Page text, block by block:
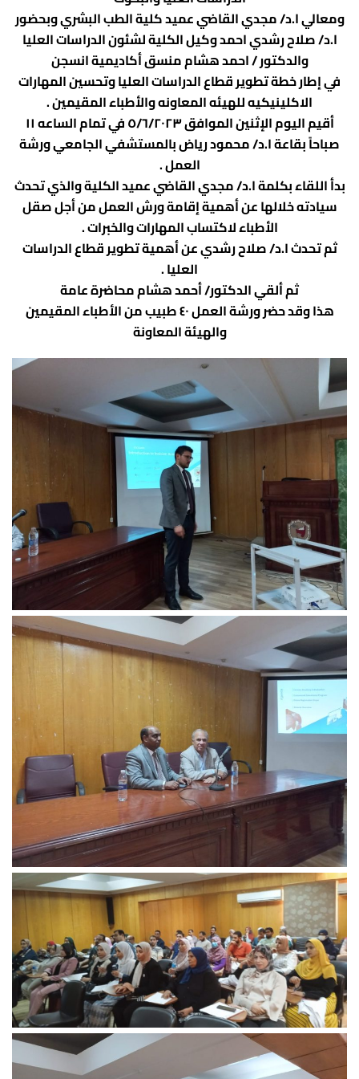
ادارة الازمات والكوارث
الخدمات الالكترونية
التخطيط الاستراتيجي
وحدة الصيانة
وحدة ابحاث حيوانات التجارب
كلية الطب جامعة الفيوم
كلية الطب جامعة كفر الشيخ
كلية الطب جامعة المنصورة
كلية الطب جامعة المنيا
كلية الطب جامعة المنوفية
كلية الطب بقنا جامعة جنوب الوادى
كلية الطب بالإسماعيلية جامعة قناة السويس
كلية الطب جامعة الزقازيق
كلية الطب جامعة بنها
ومعالي ا.د/ مجدي القاضي عميد كلية الطب البشري وبحضور
ا.د/ صلاح رشدي احمد وكيل الكلية لشئون الدراسات العليا
والدكتور / احمد هشام منسق أكاديمية انسجن
في إطار خطة تطوير قطاع الدراسات العليا وتحسين المهارات
الاكلينيكيه للهيئه المعاونه والأطباء المقيمين .
أقيم اليوم الإثنين الموافق ٥/٦/٢٠٢٣ في تمام الساعه ١١
صباحاً بقاعة ا.د/ محمود رياض بالمستشفي الجامعي ورشة
العمل .
بدأ اللقاء بكلمة ا.د/ مجدي القاضي عميد الكلية والذي تحدث
سيادته خلالها عن أهمية إقامة ورش العمل من أجل صقل
الأطباء لاكتساب المهارات والخبرات .
ثم تحدث ا.د/ صلاح رشدي عن أهمية تطوير قطاع الدراسات
العليا .
ثم ألقي الدكتور/ أحمد هشام محاضرة عامة
هذا وقد حضر ورشة العمل ٤٠ طبيب من الأطباء المقيمين
والهيئة المعاونة